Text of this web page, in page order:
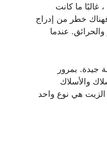
ما كانت
خطر من إدراج
عندما
جيدة. بمرور
والأسلاك
الزيت هي نوع واحد